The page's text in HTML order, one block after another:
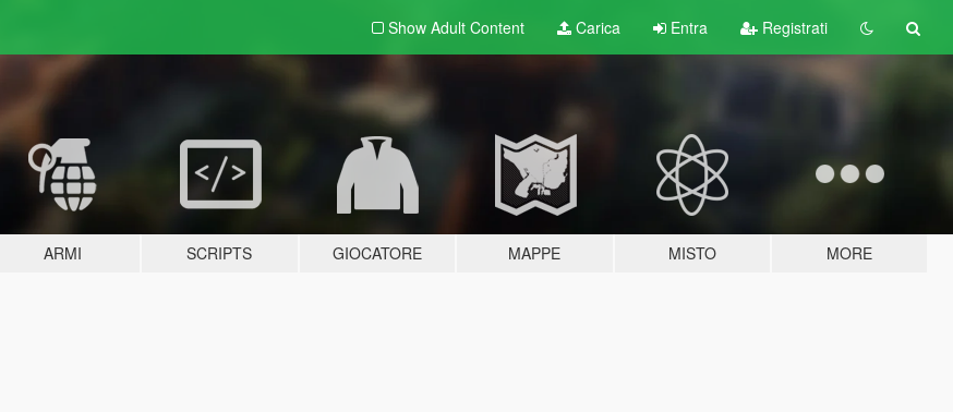
Show Adult Content Carica Entra Registrati
ARMI SCRIPTS GIOCATORE MAPPE MISTO MORE